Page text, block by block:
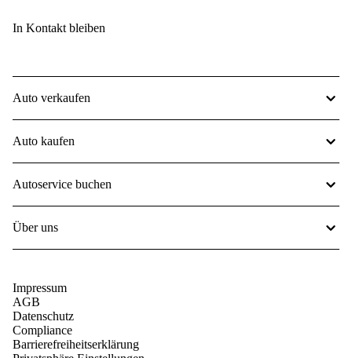
In Kontakt bleiben
Auto verkaufen
Auto kaufen
Autoservice buchen
Über uns
Impressum
AGB
Datenschutz
Compliance
Barrierefreiheitserklärung